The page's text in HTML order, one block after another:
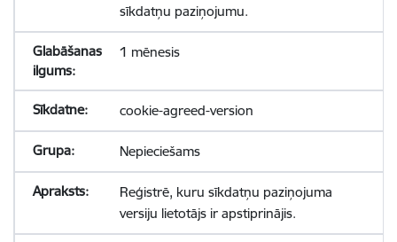
sīkdatņu paziņojumu.
1 mēnesis
cookie-agreed-version
Nepieciešams
Reģistrē, kuru sīkdatņu paziņojuma
versiju lietotājs ir apstiprinājis.